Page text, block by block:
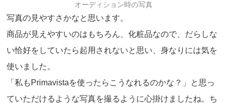
オーディション時の写真
写真の見やすさかなと思います。
商品が見えやすいのはもちろん、化粧品なので、だらしな
い恰好をしていたら起用されないと思い、身なりには気を
使いました。
「私もPrimavistaを使ったらこうなれるのかな？」と思っ
ていただけるような写真を撮るように心掛けましたね。ち